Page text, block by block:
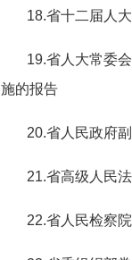
18.省十二届人
19.省人大常委
施的报告
20.省人民政府
21.省高级人民
22.省人民检察